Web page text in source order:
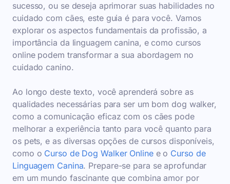
sucesso, ou se deseja aprimorar suas habilidades no
cuidado com cães, este guia é para você. Vamos
explorar os aspectos fundamentais da profissão, a
importância da linguagem canina, e como cursos
online podem transformar a sua abordagem no
cuidado canino.
Ao longo deste texto, você aprenderá sobre as
qualidades necessárias para ser um bom dog walker,
como a comunicação eficaz com os cães pode
melhorar a experiência tanto para você quanto para
os pets, e as diversas opções de cursos disponíveis,
como o Curso de Dog Walker Onlinee o Curso de
Linguagem Canina. Prepare-se para se aprofundar
em um mundo fascinante que combina amor por